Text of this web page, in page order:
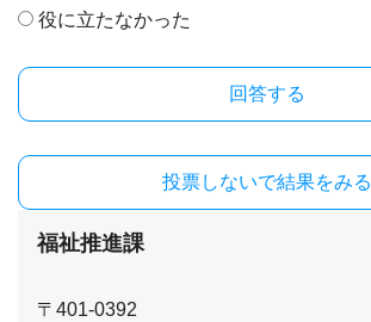
役に立たなかった
投票しないで結果をみる
福祉推進課
〒401-0392